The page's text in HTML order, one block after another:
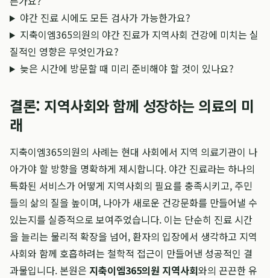
야간 진료 시에도 모든 검사가 가능한가요?
지축이엠365의원의 야간 진료가 지역사회 건강에 미치는 실
질적인 영향은 무엇인가요?
늦은 시간에 방문할 때 미리 준비해야 할 것이 있나요?
결론: 지역사회와 함께 성장하는 의료의 미
래
지축이엠365의원의 사례는 현대 사회에서 지역 의료기관이 나
아가야 할 방향을 명확하게 제시합니다. 야간 진료라는 하나의
특화된 서비스가 어떻게 지역사회의 필요를 충족시키고, 주민
들의 삶의 질을 높이며, 나아가 새로운 건강문화를 만들어낼 수
있는지를 실증적으로 보여주었습니다. 이는 단순히 진료 시간
을 늘리는 물리적 확장을 넘어, 환자의 입장에서 생각하고 지역
사회와 함께 호흡하려는 철학적 접근이 만들어낸 성공적인 결
과물입니다. 본원은 지축이엠365의원 지역사회와의 끈끈한 유